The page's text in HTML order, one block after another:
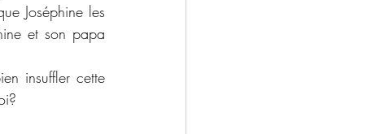
Joséphine les
et son papa
insuffler cette